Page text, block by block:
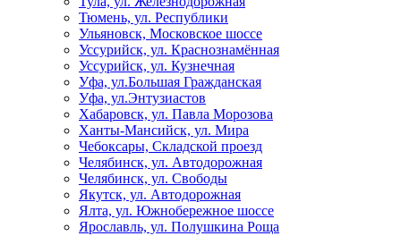
Тюмень, ул. Республики
Ульяновск, Московское шоссе
Уссурийск, ул. Краснознамённая
Уссурийск, ул. Кузнечная
Уфа, ул.Большая Гражданская
Уфа, ул.Энтузиастов
Хабаровск, ул. Павла Морозова
Ханты-Мансийск, ул. Мира
Чебоксары, Складской проезд
Челябинск, ул. Автодорожная
Челябинск, ул. Свободы
Якутск, ул. Автодорожная
Ялта, ул. Южнобережное шоссе
Ярославль, ул. Полушкина Роща